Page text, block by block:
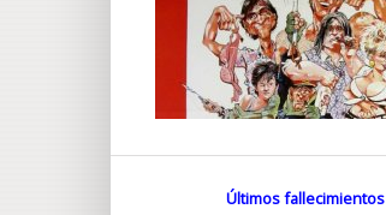
Últimos fallecimientos